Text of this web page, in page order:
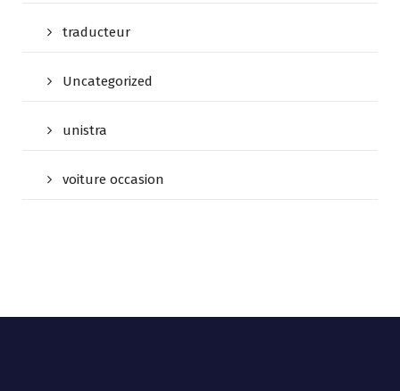
traducteur
Uncategorized
unistra
voiture occasion